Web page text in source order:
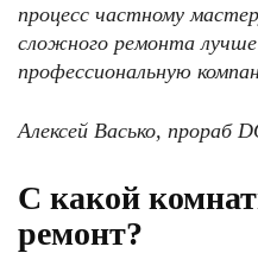
процесс частному
сложного ремонта
профессиональную
Алексей Васько, прораб
С какой
ремонт?